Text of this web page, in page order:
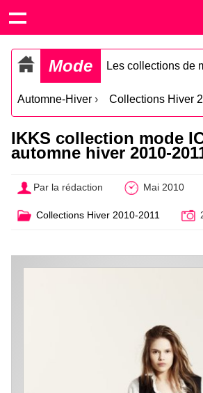
Mode Les collections de
Automne-Hiver › Collections Hiver
IKKS collection mode
automne hiver 2010-
Par la rédaction Mai 2010
Collections Hiver 2010-2011